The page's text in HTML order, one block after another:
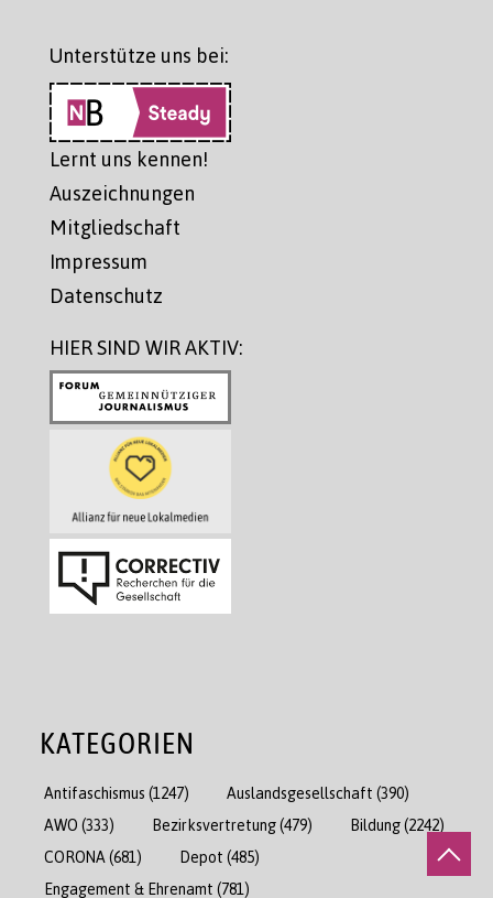
Unterstütze uns bei:
Lernt uns kennen!
Auszeichnungen
Mitgliedschaft
Impressum
Datenschutz
HIER SIND WIR AKTIV:
KATEGORIEN
Antifaschismus (1247) Auslandsgesellschaft (390)
AWO (333) Bezirksvertretung(479) Bildung(2242)
CORONA (681) Depot (485)
Engagement & Ehrenamt (781)